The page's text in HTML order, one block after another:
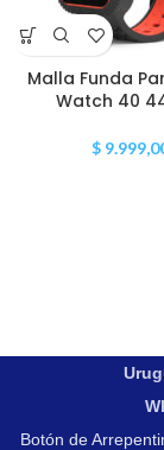
Malla Funda
Watch 40
$
Botón de